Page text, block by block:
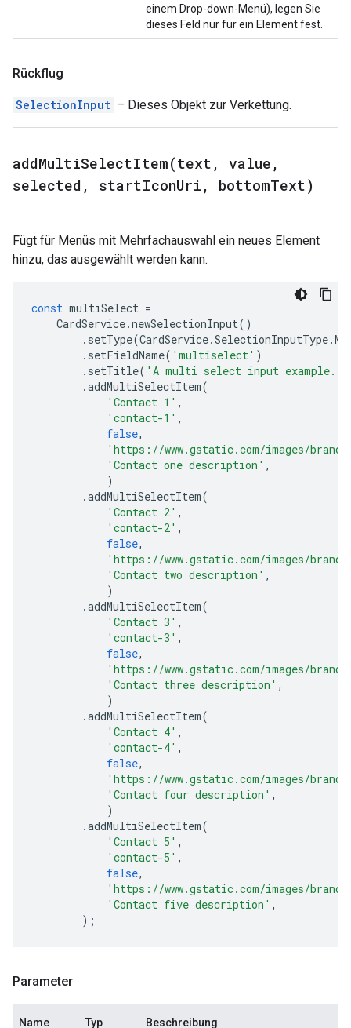
einem Drop-down-Menü), legen Sie
dieses Feld nur für ein Element fest.
Rückflug
SelectionInput – Dieses Objekt zur Verkettung.
addMultiSelectItem(text , value ,
selected , startIconUri , bottomText)
Fügt für Menüs mit Mehrfachauswahl ein neues Element
hinzu, das ausgewählt werden kann.
const multiSelect =
CardService.newSelectionInput()
. setType(CardService.SelectionInputType.
. setFieldName( 'multiselect' )
. setTitle( 'A multi select input example.'
.addMultiSelectItem(
'Contact 1' ,
'contact-1' ,
false,
'https://www.gstatic.com/images/
'Contact one description' ,
)
.addMultiSelectItem(
'Contact 2' ,
'contact-2' ,
false,
'https://www.gstatic.com/images/
'Contact two description' ,
)
.addMultiSelectItem(
'Contact 3' ,
'contact-3' ,
false,
'https://www.gstatic.com/images/
'Contact three description' ,
)
.addMultiSelectItem(
'Contact 4' ,
'contact-4' ,
false,
'https://www.gstatic.com/images/
'Contact four description' ,
)
.addMultiSelectItem(
'Contact 5' ,
'contact-5' ,
false,
'https://www.gstatic.com/images/
'Contact five description' ,
);
Parameter
Name Typ Beschreibung